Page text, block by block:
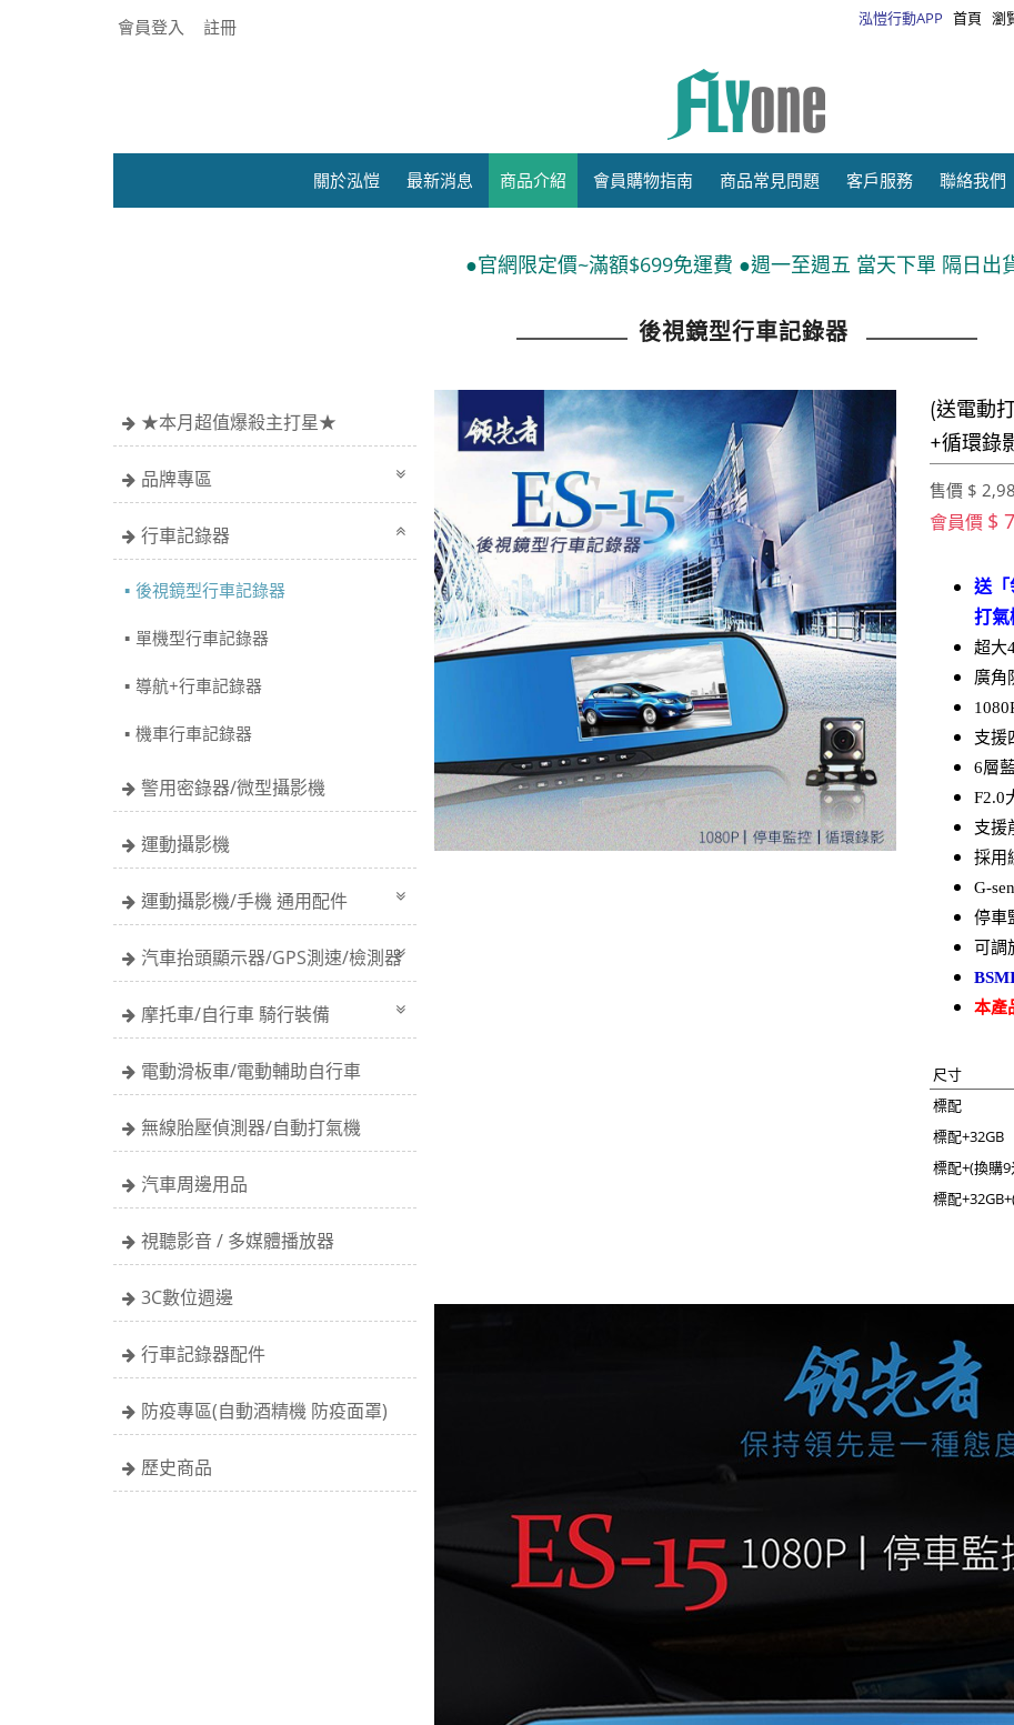
泓愷行動APP 首頁 瀏
會員登入 註冊
關於泓愷 最新消息 商品介紹 會員購物指南 商品常見問題 客戶服務 聯絡我們
●官網限定價~滿額$699免運費 ●週一至週五 當天下單 隔日出貨●運送方式:宅
後視鏡型行車記錄器
★本月超值爆殺主打星★
品牌專區
行車記錄器
後視鏡型行車記錄器
單機型行車記錄器
導航+行車記錄器
機車行車記錄器
警用密錄器/微型攝影機
運動攝影機
運動攝影機/手機 通用配件
汽車抬頭顯示器/GPS測速/檢測器
摩托車/自行車 騎行裝備
電動滑板車/電動輔助自行車
無線胎壓偵測器/自動打氣機
汽車周邊用品
視聽影音 / 多媒體播放器
3C數位週邊
行車記錄器配件
防疫專區(自動酒精機 防疫面罩)
歷史商品
(送電動
+循環錄
售價 $
會員價 $
送「
打氣
超大
廣角
支援
6層
F2.0
支援
採用
G-
停車
可調
本產
尺寸
標配
標配+32GB
標配+(換購
標配